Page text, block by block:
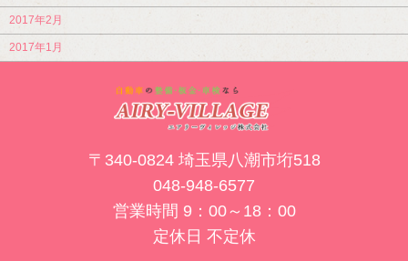
2017年2月
2017年1月
〒340-0824 埼玉県八潮市垳518
048-948-6577
営業時間 9：00～18：00
定休日 不定休